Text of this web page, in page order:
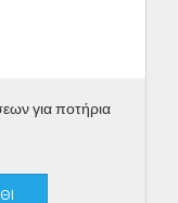
για ποτήρια